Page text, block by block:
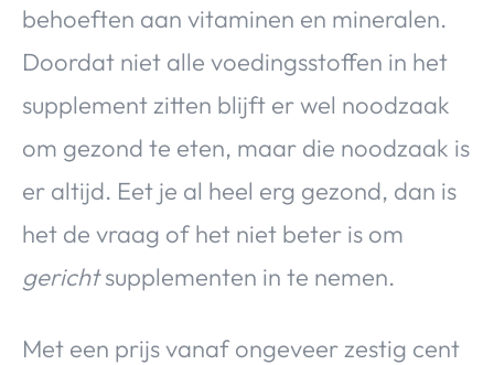
behoeften aan vitaminen en mineralen.
Doordat niet alle voedingsstoffen in het
supplement zitten blijft er wel noodzaak
om gezond te eten, maar die noodzaak is
er altijd. Eet je al heel erg gezond, dan is
het de vraag of het niet beter is om
gerichtsupplementen in te nemen.
Met een prijs vanaf ongeveer zestig cent